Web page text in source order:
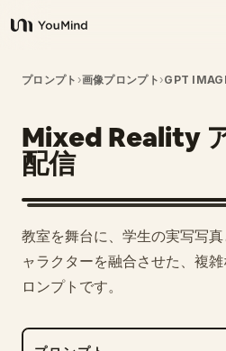
YouMind
概要
ユースケース
スキル
プロンプト
プロンプト ›画像プロンプト ›GPT
Mixed Reality
配信
教室を舞台に、学生の実写写
ャラクターを融合させた、複
ロンプトです。